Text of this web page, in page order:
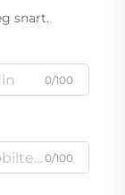
snart.
0/100
0/100